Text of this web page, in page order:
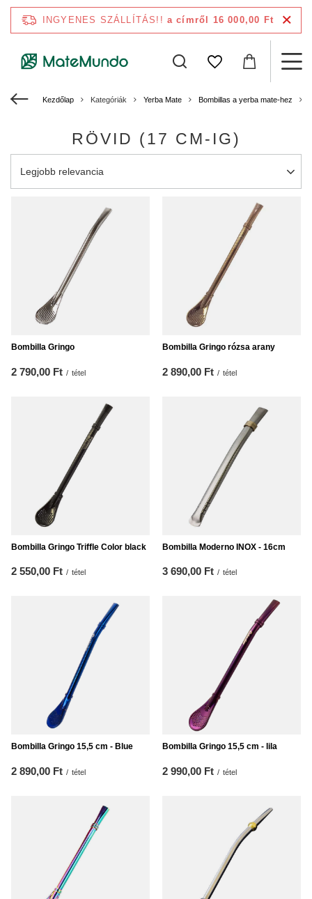
INGYENES SZÁLLÍTÁS!! a címről 16 000,00 Ft
Kezdőlap Kategóriák Yerba Mate Bombillas a yerba mate-hez
RÖVID (17 CM-IG)
A rendezés megváltoztatása
Legjobb relevancia
Bombilla Gringo
2 790,00 Ft / tétel
Bombilla Gringo rózsa arany
2 890,00 Ft / tétel
Bombilla Gringo Triffle Color black
2 550,00 Ft / tétel
Bombilla Moderno INOX - 16cm
3 690,00 Ft / tétel
Bombilla Gringo 15,5 cm - Blue
2 890,00 Ft / tétel
Bombilla Gringo 15,5 cm - lila
2 990,00 Ft / tétel